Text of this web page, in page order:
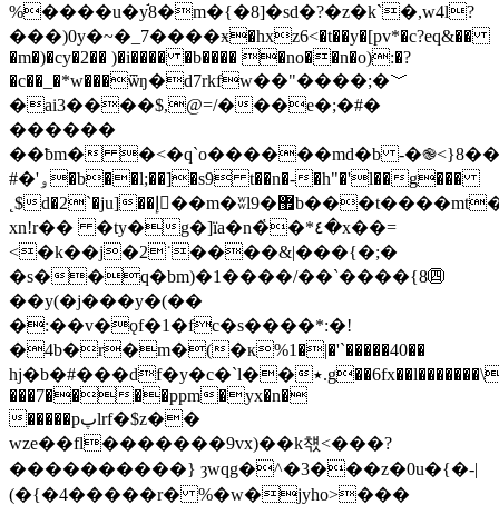
%����u�y֬8�m�{�8]�sd�?�z�k`�,w4l?
���)0y�~�_7����ӿ�hxz6<�t��y�[pv*�c?eq&��
�m�)�cy�2�� )�i���� �b���� �no��n�o):�?
�c��_�*w���ѿŋ�d7rkfw��"����;�﹀
�ai3����$,@=/���e�;�#�
������
��ƀm� �<�q`o������md�b -
#�'ۅ�b��l;��]�s9 t��n�-�h"�'l��g���
˛$d�2`�ju]��إ��m�ʬl9�޿b���t����mt�9,�zav���n�48t�k�h��t��z�i
xn!r�� �ty�g�]їa�n�҅�*٤�x��=
<�k��j�2˙����&|���{�;�
�s��q�bm)�1����/��`����{8㊃
��y(�j���y�(��
�:��v�ǫf�1�fc�s����*:�!
�4b�r�m�(�к%1�|�'`�����40��
hj�b�#���df�y�c�`l��٭.g��6fx��l�������\
���7����ppm�yx�n�
�����pپlrf�$z��
wze��fl�������9vx)��k챿<���?
����������} ȝwqg�^�3���z�0u�{�-|
(�{�4�����r� %�w�jyho>���